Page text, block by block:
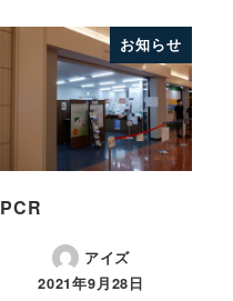
お知らせ
PCR
アイズ
2021年9月28日